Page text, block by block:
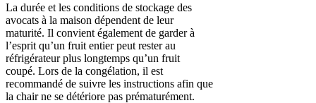
La durée et les conditions de stockage des
avocats à la maison dépendent de leur
maturité. Il convient également de garder à
l’esprit qu’un fruit entier peut rester au
réfrigérateur plus longtemps qu’un fruit
coupé. Lors de la congélation, il est
recommandé de suivre les instructions afin que
la chair ne se détériore pas prématurément.